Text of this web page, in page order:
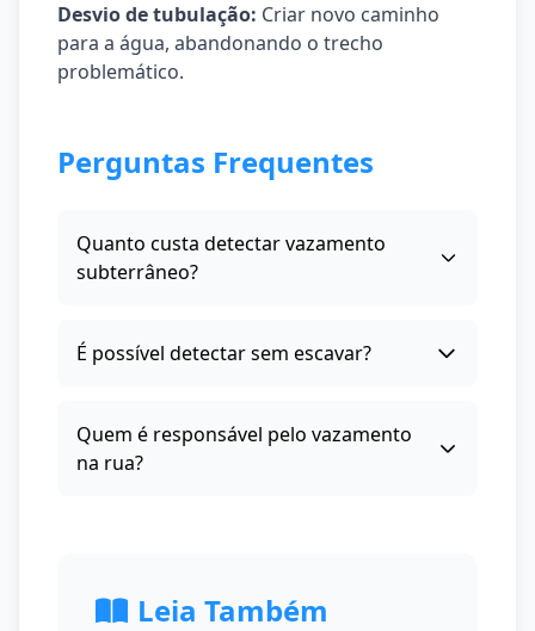
Desvio de tubulação: Criar novo caminho
para a água, abandonando o trecho
problemático.
Perguntas Frequentes
Quanto custa detectar vazamento
subterrâneo?
É possível detectar sem escavar?
Quem é responsável pelo vazamento
na rua?
Leia Também